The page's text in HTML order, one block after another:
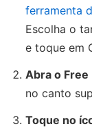
ferramenta
Escolha o
e toque em
Abra o Free
no canto
Toque no